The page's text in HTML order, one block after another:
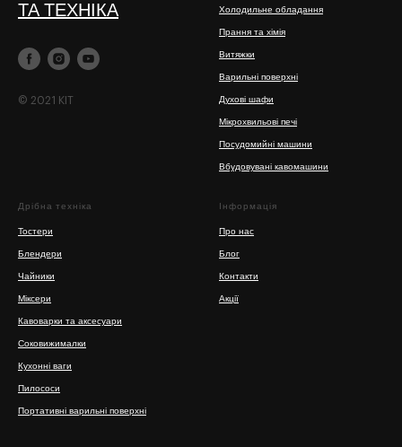
ТА ТЕХНІКА
© 2021 KIT
Холодильне обладання
Прання та хімія
Витяжки
Варильні поверхні
Духові шафи
Мікрохвильові печі
Посудомийні машини
Вбудовувані кавомашини
Дрібна техніка
Тостери
Блендери
Чайники
Міксери
Кавоварки та аксесуари
Соковижималки
Кухонні ваги
Пилососи
Портативні варильні поверхні
Інформація
Про нас
Блог
Контакти
Акції